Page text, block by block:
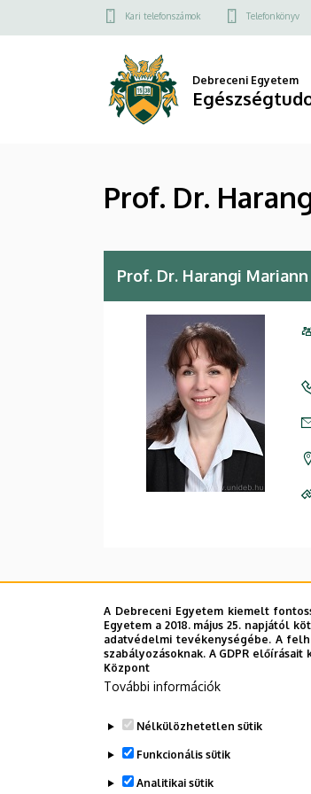
Egészségtudományi
a
Felső
menü
Kari telefonszámok Telefonkönyv
Debreceni Egyetem
Prof. Dr.
Prof. Dr. Harangi Mariann
A Debreceni Egyetem kiemelt
Egyetem a 2018. május 25. napjától
adatvédelmi tevékenységébe. A
szabályozásoknak. A GDPR
Központ
További információk
Nélkülözhetetlen sütik
Funkcionális sütik
Analitikai sütik